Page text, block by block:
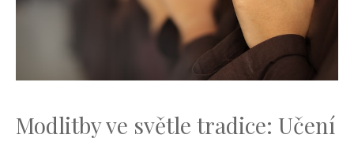
Modlitby‌ ve‍ světle tradice: Učení